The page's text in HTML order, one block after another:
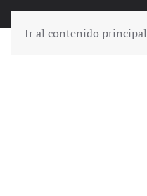
Ir al contenido principal